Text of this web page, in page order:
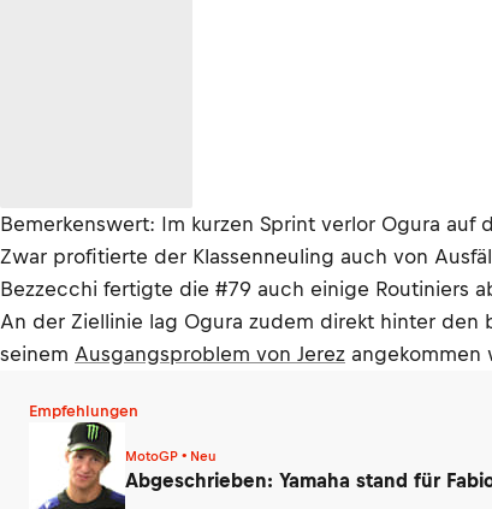
Bemerkenswert: Im kurzen Sprint verlor Ogura
Zwar profitierte der Klassenneuling auch von
Bezzecchi fertigte die #79 auch einige Routiniers
An der Ziellinie lag Ogura zudem direkt hinter den
seinem Ausgangsproblem von Jerez angekommen
Empfehlungen
MotoGP • Neu
Abgeschrieben: Yamaha stand für